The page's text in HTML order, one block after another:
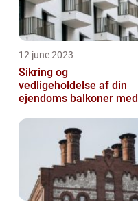
12 june 2023
Sikring og
vedligeholdelse af din
ejendoms balkoner med